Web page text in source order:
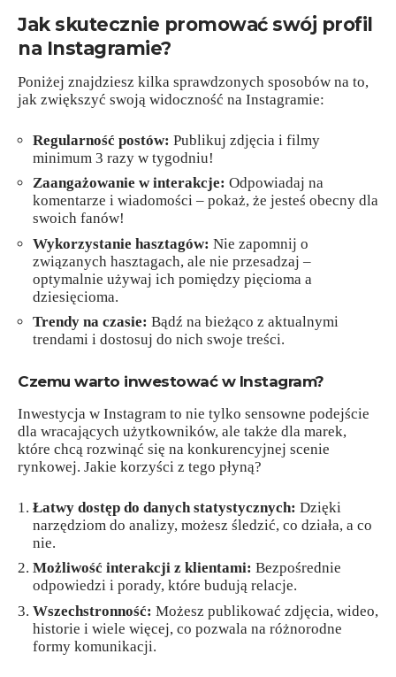
Jak skutecznie promować swój profil
na Instagramie?
Poniżej znajdziesz kilka sprawdzonych sposobów na to,
jak zwiększyć swoją widoczność na Instagramie:
Regularność postów: Publikuj zdjęcia i filmy
minimum 3 razy w tygodniu!
Zaangażowanie w interakcje: Odpowiadaj na
komentarze i wiadomości – pokaż, że jesteś obecny dla
swoich fanów!
Wykorzystanie hasztagów: Nie zapomnij o
związanych hasztagach, ale nie przesadzaj –
optymalnie używaj ich pomiędzy pięcioma a
dziesięcioma.
Trendy na czasie: Bądź na bieżąco z aktualnymi
trendami i dostosuj do nich swoje treści.
Czemu warto inwestować w Instagram?
Inwestycja w Instagram to nie tylko sensowne podejście
dla wracających użytkowników, ale także dla marek,
które chcą rozwinąć się na konkurencyjnej scenie
rynkowej. Jakie korzyści z tego płyną?
Łatwy dostęp do danych statystycznych: Dzięki
narzędziom do analizy, możesz śledzić, co działa, a co
nie.
Możliwość interakcji z klientami: Bezpośrednie
odpowiedzi i porady, które budują relacje.
Wszechstronność: Możesz publikować zdjęcia, wideo,
historie i wiele więcej, co pozwala na różnorodne
formy komunikacji.